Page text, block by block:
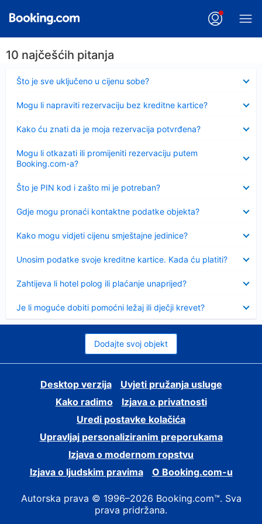
10 najčešćih pitanja
Što je sve uključeno u cijenu sobe?
Sažeto
Mogu li napraviti rezervaciju bez kreditne kartice?
Kako ću znati da je moja rezervacija potvrđena?
Mogu li otkazati ili promijeniti rezervaciju putem
Booking.com-a?
Što je PIN kod i zašto mi je potreban?
Sažeto
Gdje mogu pronaći kontaktne podatke objekta?
Kako mogu vidjeti cijenu smještajne jedinice?
Unosim podatke svoje kreditne kartice. Kada ću platiti?
Zahtijeva li hotel polog ili plaćanje unaprijed?
Je li moguće dobiti pomoćni ležaj ili dječji krevet?
Dodajte svoj objekt
Desktop verzija
Uvjeti pružanja usluge
Kako radimo
Izjava o privatnosti
Uredi postavke kolačića
Upravljaj personaliziranim preporukama
Izjava o modernom ropstvu
Izjava o ljudskim pravima
O Booking.com-u
Autorska prava © 1996–2026 Booking.com™. Sva
prava pridržana.